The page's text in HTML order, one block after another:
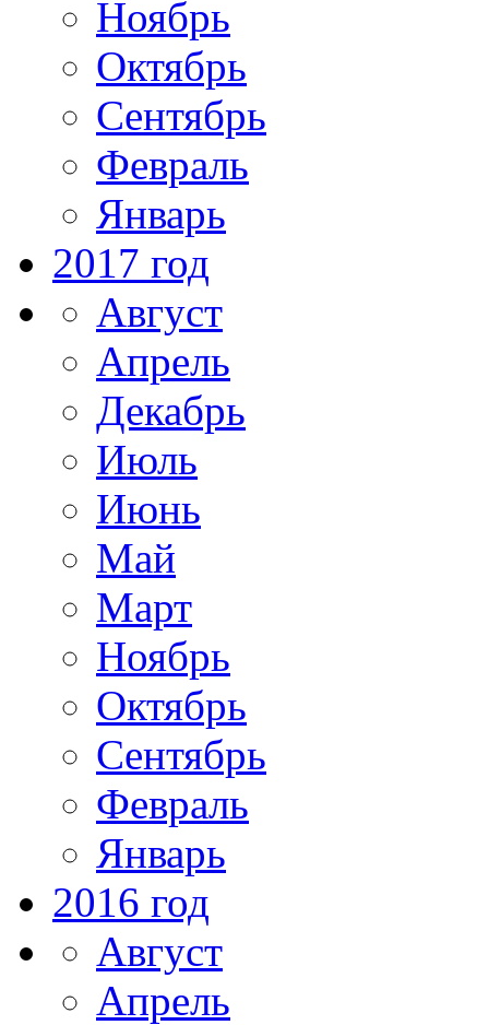
Ноябрь
Октябрь
Сентябрь
Февраль
Январь
2017 год
Август
Апрель
Декабрь
Июль
Июнь
Май
Март
Ноябрь
Октябрь
Сентябрь
Февраль
Январь
2016 год
Август
Апрель